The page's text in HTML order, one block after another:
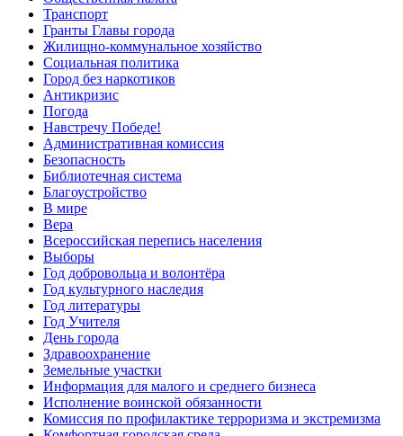
Транспорт
Гранты Главы города
Жилищно-коммунальное хозяйство
Социальная политика
Город без наркотиков
Антикризис
Погода
Навстречу Победе!
Административная комиссия
Безопасность
Библиотечная система
Благоустройство
В мире
Вера
Всероссийская перепись населения
Выборы
Год добровольца и волонтёра
Год культурного наследия
Год литературы
Год Учителя
День города
Здравоохранение
Земельные участки
Информация для малого и среднего бизнеса
Исполнение воинской обязанности
Комиссия по профилактике терроризма и экстремизма